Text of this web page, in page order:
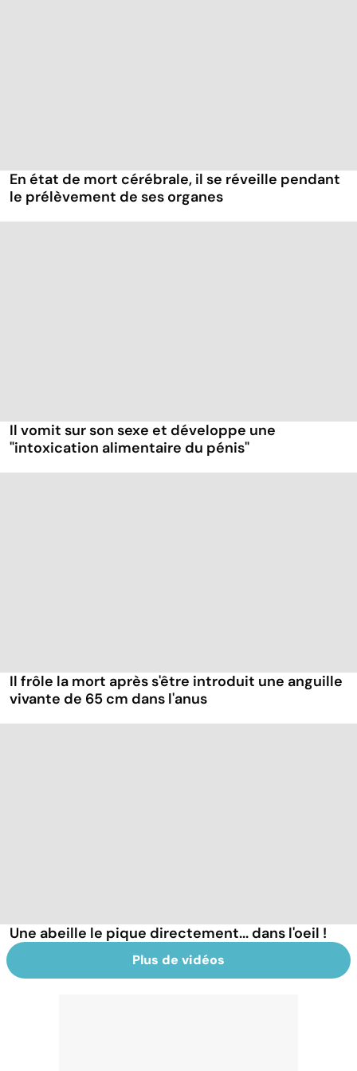
En état de mort cérébrale, il se réveille pendant
le prélèvement de ses organes
Il vomit sur son sexe et développe une
"intoxication alimentaire du pénis"
Il frôle la mort après s'être introduit une anguille
vivante de 65 cm dans l'anus
Une abeille le pique directement... dans l'oeil !
Plus de vidéos